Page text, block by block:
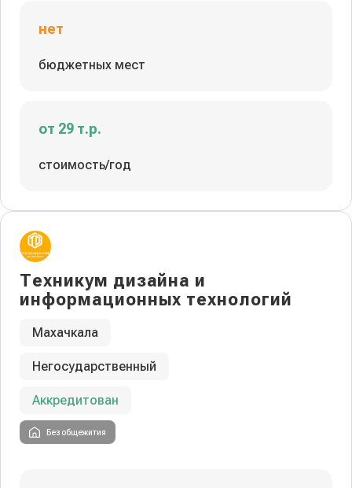
нет
бюджетных мест
от 29 т.р.
стоимость/год
Техникум дизайна и
информационных технологий
Махачкала
Негосударственный
Аккредитован
Без общежития